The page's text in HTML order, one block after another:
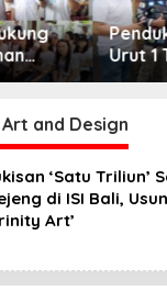
Urut 1
Misi di
and Design
‘Satu Triliun’
di ISI Bali,
Art’